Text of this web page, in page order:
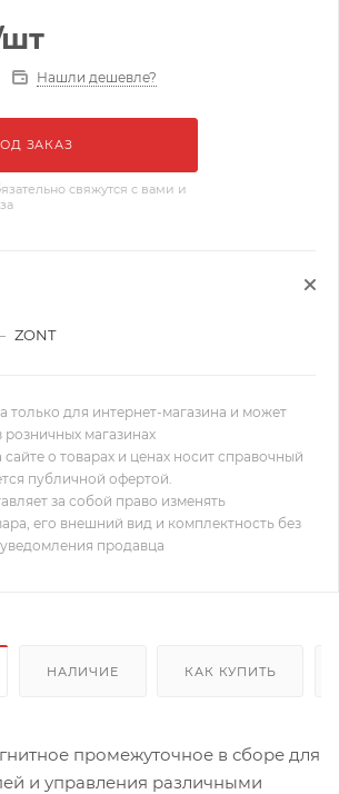
Нашли дешевле?
ЗАКАЗ
свяжутся с вами и
ZONT
только для интернет-магазина и может
розничных магазинах
о товарах и ценах носит справочный
публичной офертой.
за собой право изменять
его внешний вид и комплектность без
продавца
НАЛИЧИЕ КАК КУПИТЬ
промежуточное в сборе для
и управления различными